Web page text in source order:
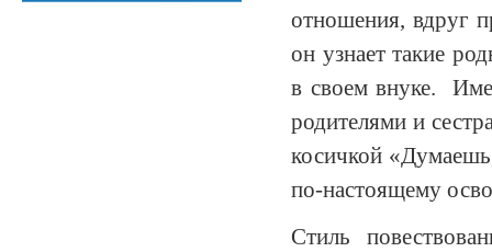
отношения, вдруг
он узнает такие
в своем внуке.
родителями и
косичкой
по-настоящему
Стиль